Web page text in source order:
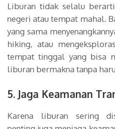
Liburan tidak selalu
negeri atau tempat mahal.
yang sama
hiking, atau
tempat tinggal yang bisa
liburan bermakna tanpa
5. Jaga Keamanan
Karena liburan sering